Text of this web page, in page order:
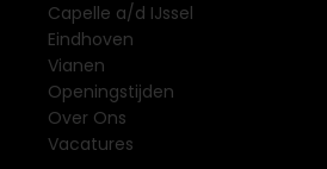
Capelle a/d IJssel
Eindhoven
Vianen
Openingstijden
Over Ons
Vacatures